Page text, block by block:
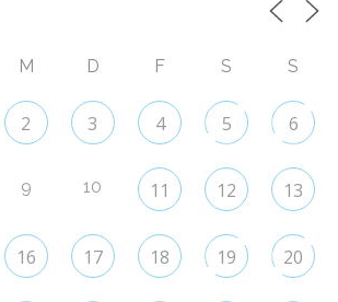
M D F S S
2 3 4 5 6
9 10 11 12 13
16 17 18 19 20